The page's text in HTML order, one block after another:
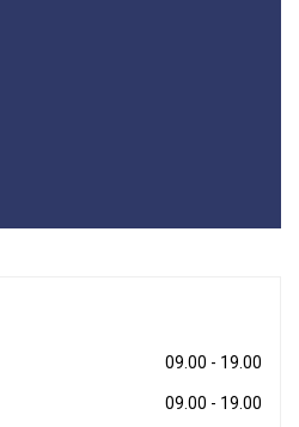
09.00 - 19.00
09.00 - 19.00